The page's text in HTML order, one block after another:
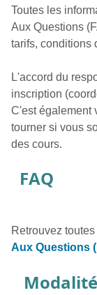
Toutes les
Aux Questions
tarifs, conditions
L'accord du
inscription
C'est également
tourner si vous
des cours.
FAQ
Retrouvez
Aux Questions